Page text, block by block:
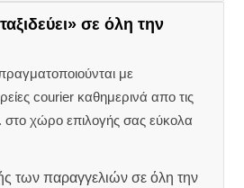
σε όλη την
με
courier καθημερινά απο τις
χώρο επιλογής σας εύκολα
των παραγγελιών σε όλη την